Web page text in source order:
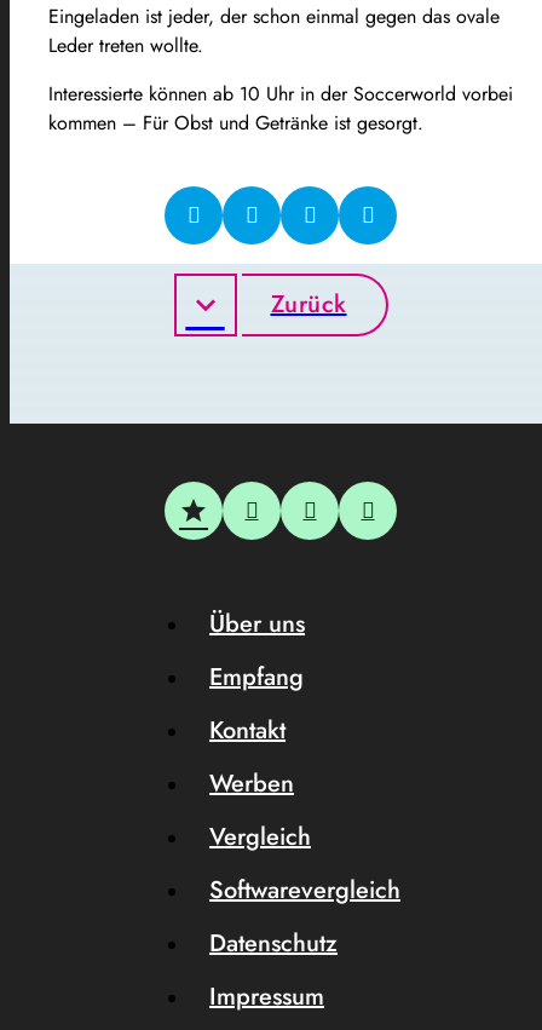
Eingeladen ist jeder, der schon einmal gegen das ovale
Leder treten wollte.
Interessierte können ab 10 Uhr in der Soccerworld vorbei
kommen – Für Obst und Getränke ist gesorgt.
Zurück
Über uns
Empfang
Kontakt
Werben
Vergleich
Softwarevergleich
Datenschutz
Impressum